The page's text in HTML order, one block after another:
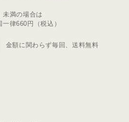
満の場合は
律660円（税込）
金額に関わらず毎回、送料無料